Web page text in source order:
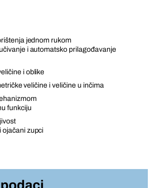
jednom rukom
i automatsko prilagođavanje
i oblike
veličine i veličine u inčima
funkciju
ojačani zupci